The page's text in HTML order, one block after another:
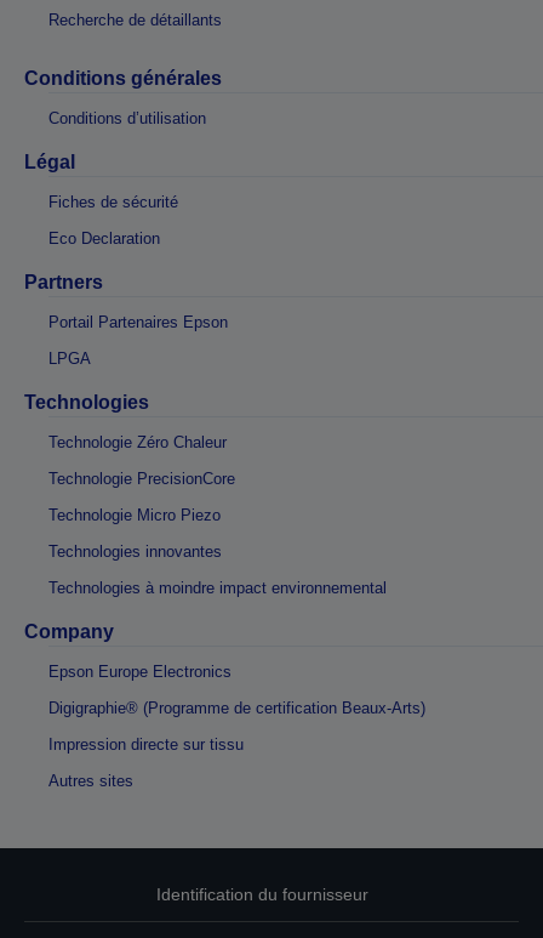
Recherche de détaillants
Conditions générales
Conditions d’utilisation
Légal
Fiches de sécurité
Eco Declaration
Partners
Portail Partenaires Epson
LPGA
Technologies
Technologie Zéro Chaleur
Technologie PrecisionCore
Technologie Micro Piezo
Technologies innovantes
Technologies à moindre impact environnemental
Company
Epson Europe Electronics
Digigraphie® (Programme de certification Beaux-Arts)
Impression directe sur tissu
Autres sites
Identification du fournisseur